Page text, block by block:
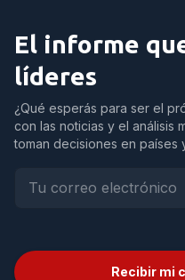
El informe
líderes
¿Qué esperás para ser el
con las noticias y el análisis
toman decisiones en países
Recibir mi